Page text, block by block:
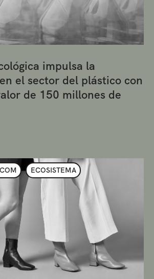
impulsa la
el sector del plástico con
de 150 millones de
ECOSISTEMA